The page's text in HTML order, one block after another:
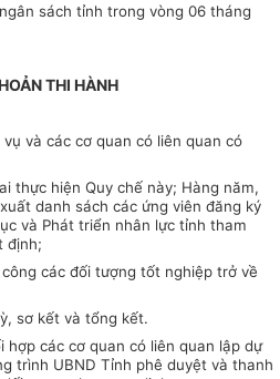
sách tỉnh trong vòng 06 tháng
THI HÀNH
và các cơ quan có liên quan có
thực hiện Quy chế này; Hàng năm,
danh sách các ứng viên đăng ký
và Phát triển nhân lực tỉnh tham
định;
các đối tượng tốt nghiệp trở về
sơ kết và tổng kết.
hợp các cơ quan có liên quan lập dự
trình UBND Tỉnh phê duyệt và thanh